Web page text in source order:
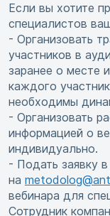
Если вы хотите
специалистов
- Организовать
участников в
заранее о месте
каждого
необходимы
- Организовать
информацией о
индивидуально.
- Подать заявку
на
вебинара для
Сотрудник